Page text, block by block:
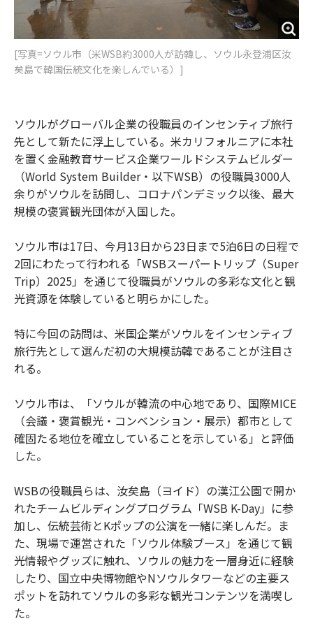
[写真=ソウル市（米WSB約3000人が訪韓し、ソウル永登浦区汝
矣島で韓国伝統文化を楽しんでいる）]
ソウルがグローバル企業の役職員のインセンティブ旅行
先として新たに浮上している。米カリフォルニアに本社
を置く金融教育サービス企業ワールドシステムビルダー
（World System Builder・以下WSB）の役職員3000人
余りがソウルを訪問し、コロナパンデミック以後、最大
規模の褒賞観光団体が入国した。
ソウル市は17日、今月13日から23日まで5泊6日の日程で
2回にわたって行われる「WSBスーパートリップ（Super
Trip）2025」を通じて役職員がソウルの多彩な文化と観
光資源を体験していると明らかにした。
特に今回の訪問は、米国企業がソウルをインセンティブ
旅行先として選んだ初の大規模訪韓であることが注目さ
れる。
ソウル市は、「ソウルが韓流の中心地であり、国際MICE
（会議・褒賞観光・コンベンション・展示）都市として
確固たる地位を確立していることを示している」と評価
した。
WSBの役職員らは、汝矣島（ヨイド）の漢江公園で開か
れたチームビルディングプログラム「WSB K-Day」に参
加し、伝統芸術とKポップの公演を一緒に楽しんだ。ま
た、現場で運営された「ソウル体験ブース」を通じて観
光情報やグッズに触れ、ソウルの魅力を一層身近に経験
したり、国立中央博物館やNソウルタワーなどの主要ス
ポットを訪れてソウルの多彩な観光コンテンツを満喫し
た。